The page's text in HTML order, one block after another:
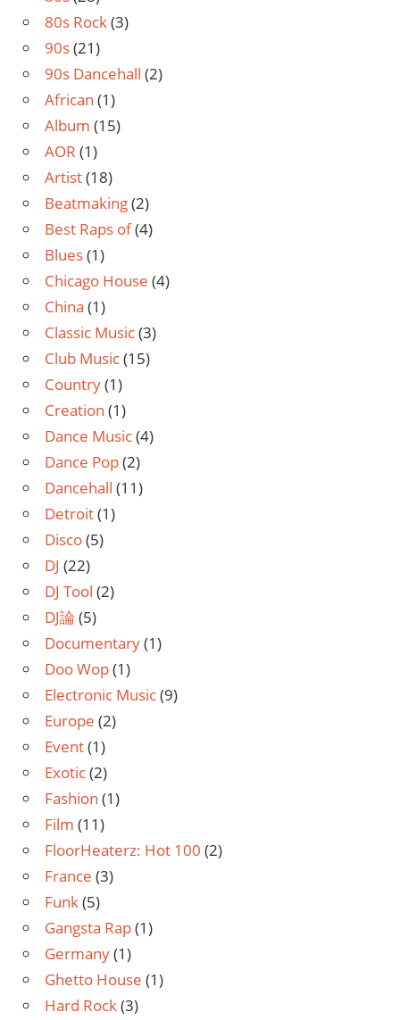
80s Rock(3)
90s(21)
90s Dancehall (2)
African (1)
Album (15)
AOR (1)
Artist(18)
Beatmaking(2)
Best Raps of(4)
Blues(1)
Chicago House (4)
China (1)
Classic Music(3)
Club Music(15)
Country(1)
Creation (1)
Dance Music(4)
Dance Pop(2)
Dancehall (11)
Detroit(1)
Disco(5)
DJ (22)
DJ Tool (2)
DJ論 (5)
Documentary(1)
Doo Wop(1)
Electronic Music(9)
Europe (2)
Event(1)
Exotic(2)
Fashion (1)
Film (11)
FloorHeaterz: Hot 100 (2)
France (3)
Funk(5)
Gangsta Rap(1)
Germany(1)
Ghetto House (1)
Hard Rock(3)